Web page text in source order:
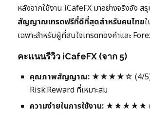
หลังจากใช้งาน iCafeFX มาอย่างจริงจัง ส
สัญญาณเทรดฟรีที่ดีที่สุดสำหรับคนไทย
เฉพาะสำหรับผู้ที่สนใจเทรดทองคำและ
คะแนนรีวิว iCafeFX (จาก 5)
คุณภาพสัญญาณ: ★★★★☆ (4/5)
Risk:Reward ที่เหมาะสม
ความง่ายในการใช้งาน: ★★★★★